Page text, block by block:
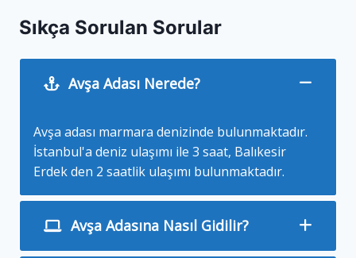
Sıkça Sorulan Sorular
Avşa Adası Nerede?
Avşa adası marmara denizinde bulunmaktadır.
İstanbul'a deniz ulaşımı ile 3 saat, Balıkesir
Erdek den 2 saatlik ulaşımı bulunmaktadır.
Avşa Adasına Nasıl Gidilir?